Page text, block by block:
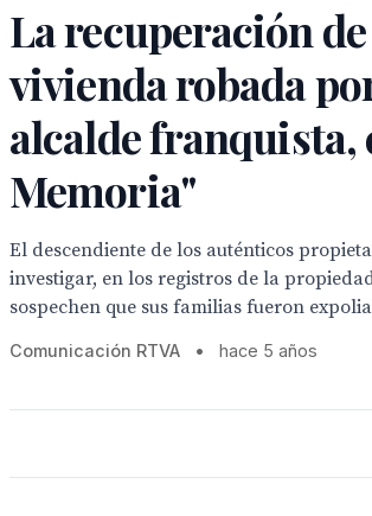
La recuperación
vivienda robada
alcalde franquista,
Memoria"
El descendiente de los auténticos
investigar, en los registros de la
sospechen que sus familias fueron
Comunicación RTVA • hace 5 años